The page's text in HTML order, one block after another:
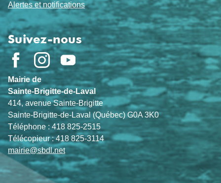
Alertes et notifications
Suivez-nous
Mairie de
Sainte-Brigitte-de-Laval
414, avenue Sainte-Brigitte
Sainte-Brigitte-de-Laval (Québec) G0A 3K0
Téléphone : 418 825-2515
Télécopieur : 418 825-3114
mairie@sbdl.net